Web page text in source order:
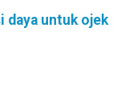
daya untuk ojek